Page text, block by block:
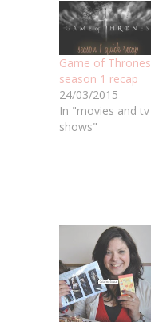
Game of Thrones
season 1 recap
24/03/2015
In "movies and tv
shows"